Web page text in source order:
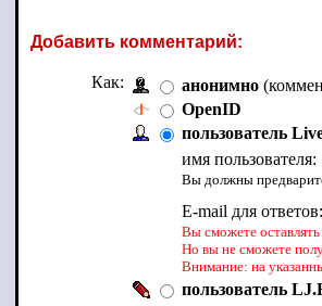
Добавить комментарий:
Как: анонимно
OpenID
пользователь
имя пользователя:
Вы должны
E-mail для
Вы сможете
Но вы не сможете
Внимание: на
пользователь